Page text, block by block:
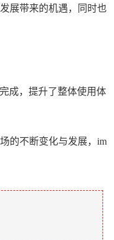
展带来的机遇，同时也
成，提升了整体使用体
的不断变化与发展，im